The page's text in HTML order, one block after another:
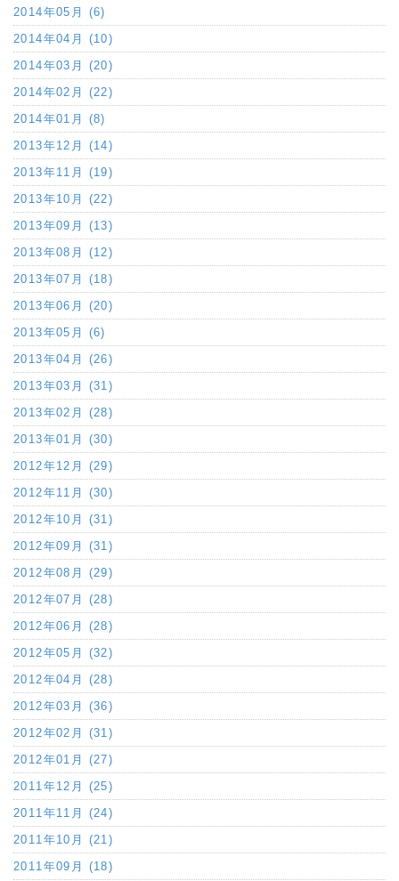
2014年05月 (6)
2014年04月 (10)
2014年03月 (20)
2014年02月 (22)
2014年01月 (8)
2013年12月 (14)
2013年11月 (19)
2013年10月 (22)
2013年09月 (13)
2013年08月 (12)
2013年07月 (18)
2013年06月 (20)
2013年05月 (6)
2013年04月 (26)
2013年03月 (31)
2013年02月 (28)
2013年01月 (30)
2012年12月 (29)
2012年11月 (30)
2012年10月 (31)
2012年09月 (31)
2012年08月 (29)
2012年07月 (28)
2012年06月 (28)
2012年05月 (32)
2012年04月 (28)
2012年03月 (36)
2012年02月 (31)
2012年01月 (27)
2011年12月 (25)
2011年11月 (24)
2011年10月 (21)
2011年09月 (18)